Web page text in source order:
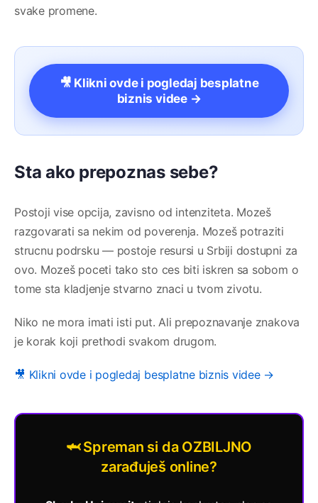
svake promene.
🎥 Klikni ovde i pogledaj besplatne
biznis videe →
Sta ako prepoznas sebe?
Postoji vise opcija, zavisno od intenziteta. Mozeš
razgovarati sa nekim od poverenja. Mozeš potraziti
strucnu podrsku — postoje resursi u Srbiji dostupni za
ovo. Mozeš poceti tako sto ces biti iskren sa sobom o
tome sta kladjenje stvarno znaci u tvom zivotu.
Niko ne mora imati isti put. Ali prepoznavanje znakova
je korak koji prethodi svakom drugom.
🎥 Klikni ovde i pogledaj besplatne biznis videe →
🦈 Spreman si da OZBILJNO
zarađuješ online?